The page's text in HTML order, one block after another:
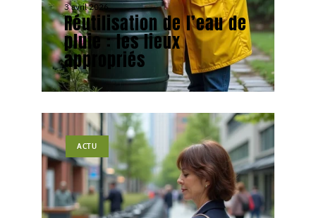
3 avril 2026
Réutilisation de l’eau de
pluie : les lieux
appropriés
ACTU